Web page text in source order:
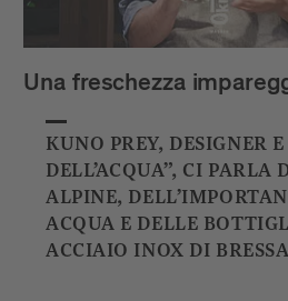
Una freschezza
KUNO PREY, DESIGNER
DELL’ACQUA”, CI PARLA
ALPINE,
ACQUA E DELLE
ACCIAIO INOX DI